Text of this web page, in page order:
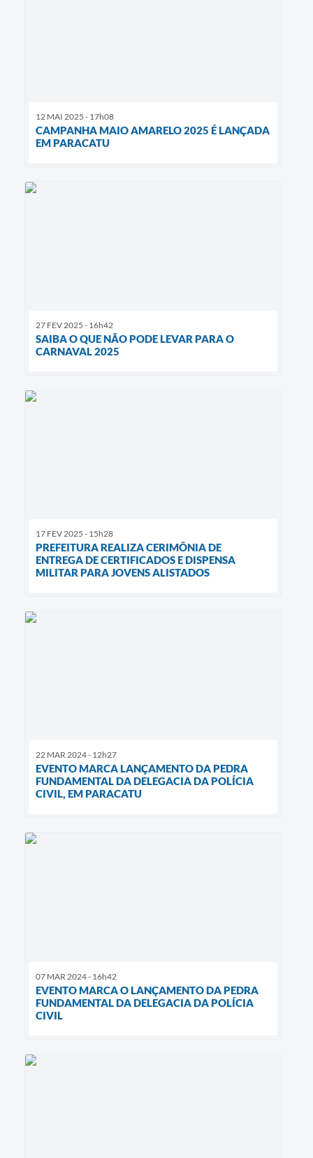
12 MAI 2025 - 17h08
CAMPANHA MAIO AMARELO 2025 É LANÇADA
EM PARACATU
27 FEV 2025 - 16h42
SAIBA O QUE NÃO PODE LEVAR PARA O
CARNAVAL 2025
17 FEV 2025 - 15h28
PREFEITURA REALIZA CERIMÔNIA DE
ENTREGA DE CERTIFICADOS E DISPENSA
MILITAR PARA JOVENS ALISTADOS
22 MAR 2024 - 12h27
EVENTO MARCA LANÇAMENTO DA PEDRA
FUNDAMENTAL DA DELEGACIA DA POLÍCIA
CIVIL, EM PARACATU
07 MAR 2024 - 16h42
EVENTO MARCA O LANÇAMENTO DA PEDRA
FUNDAMENTAL DA DELEGACIA DA POLÍCIA
CIVIL